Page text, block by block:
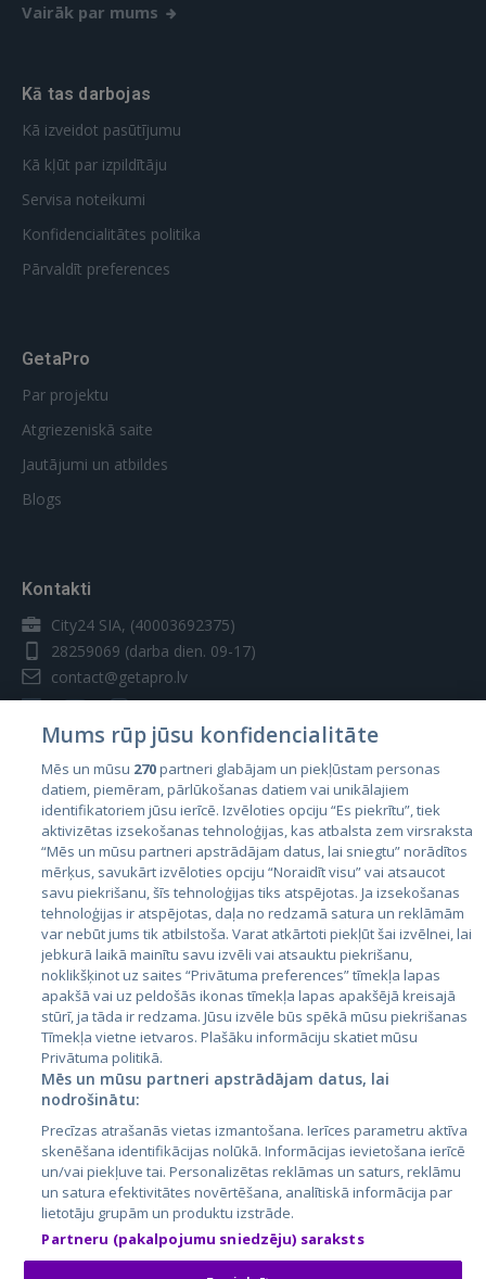
Vairāk par mums
Kā tas darbojas
Kā izveidot pasūtījumu
Kā kļūt par izpildītāju
Servisa noteikumi
Konfidencialitātes politika
Pārvaldīt preferences
GetaPro
Par projektu
Atgriezeniskā saite
Jautājumi un atbildes
Blogs
Kontakti
City24 SIA, (40003692375)
28259069 (darba dien. 09-17)
contact@getapro.lv
Valstis
Igaunija
Latvija
Lietuva
City24.lv
City24.ee
GetaPro.lv
GetaPro.ee
Skelbiu.lt
Autoplius.lt
Aruodas.lt
Kainos.lt
Paslaugos.lt
auto24.ee
KV.ee
Osta.ee
KuldneBörs.ee
Mums rūp jūsu konfidencialitāte
Mēs un mūsu 270partneri glabājam un piekļūstam personas
datiem, piemēram, pārlūkošanas datiem vai unikālajiem
identifikatoriem jūsu ierīcē. Izvēloties opciju “Es piekrītu”, tiek
aktivizētas izsekošanas tehnoloģijas, kas atbalsta zem virsraksta
“Mēs un mūsu partneri apstrādājam datus, lai sniegtu” norādītos
mērķus, savukārt izvēloties opciju “Noraidīt visu” vai atsaucot
savu piekrišanu, šīs tehnoloģijas tiks atspējotas. Ja izsekošanas
tehnoloģijas ir atspējotas, daļa no redzamā satura un reklāmām
var nebūt jums tik atbilstoša. Varat atkārtoti piekļūt šai izvēlnei, lai
jebkurā laikā mainītu savu izvēli vai atsauktu piekrišanu,
noklikšķinot uz saites “Privātuma preferences” tīmekļa lapas
apakšā vai uz peldošās ikonas tīmekļa lapas apakšējā kreisajā
stūrī, ja tāda ir redzama. Jūsu izvēle būs spēkā mūsu piekrišanas
Tīmekļa vietne ietvaros. Plašāku informāciju skatiet mūsu
Privātuma politikā.
Mēs un mūsu partneri apstrādājam datus, lai
nodrošinātu:
Precīzas atrašanās vietas izmantošana. Ierīces parametru aktīva
skenēšana identifikācijas nolūkā. Informācijas ievietošana ierīcē
un/vai piekļuve tai. Personalizētas reklāmas un saturs, reklāmu
un satura efektivitātes novērtēšana, analītiskā informācija par
lietotāju grupām un produktu izstrāde.
Partneru (pakalpojumu sniedzēju) saraksts